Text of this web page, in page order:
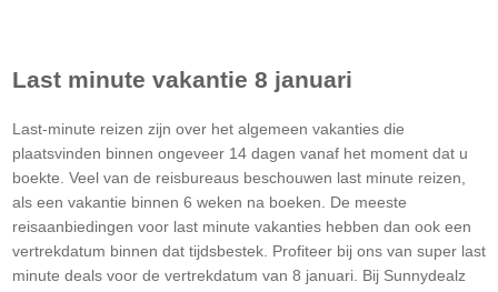
Last minute vakantie 8 januari
Last-minute reizen zijn over het algemeen vakanties die
plaatsvinden binnen ongeveer 14 dagen vanaf het moment dat u
boekte. Veel van de reisbureaus beschouwen last minute reizen,
als een vakantie binnen 6 weken na boeken. De meeste
reisaanbiedingen voor last minute vakanties hebben dan ook een
vertrekdatum binnen dat tijdsbestek. Profiteer bij ons van super last
minute deals voor de vertrekdatum van 8 januari. Bij Sunnydealz